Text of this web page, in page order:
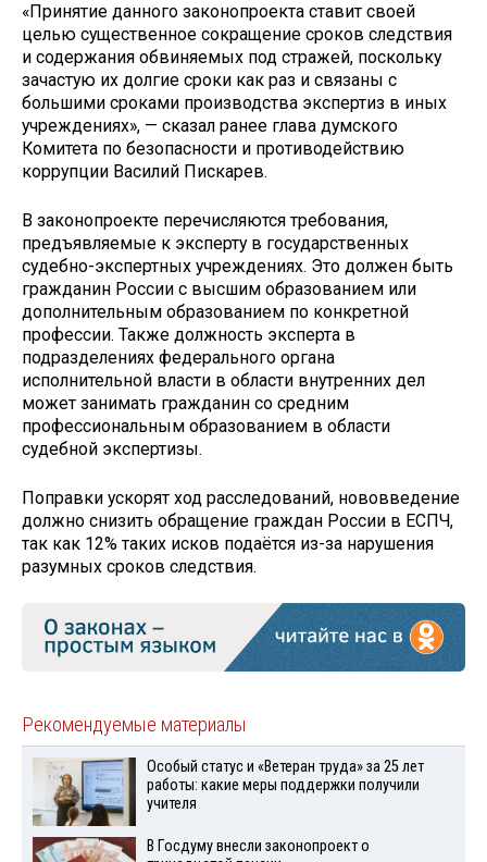
«Принятие данного законопроекта ставит своей
целью существенное сокращение сроков следствия
и содержания обвиняемых под стражей, поскольку
зачастую их долгие сроки как раз и связаны с
большими сроками производства экспертиз в иных
учреждениях», — сказал ранее глава думского
Комитета по безопасности и противодействию
коррупции Василий Пискарев.
В законопроекте перечисляются требования,
предъявляемые к эксперту в государственных
судебно-экспертных учреждениях. Это должен быть
гражданин России с высшим образованием или
дополнительным образованием по конкретной
профессии. Также должность эксперта в
подразделениях федерального органа
исполнительной власти в области внутренних дел
может занимать гражданин со средним
профессиональным образованием в области
судебной экспертизы.
Поправки ускорят ход расследований, нововведение
должно снизить обращение граждан России в ЕСПЧ,
так как 12% таких исков подаётся из-за нарушения
разумных сроков следствия.
Рекомендуемые материалы
Особый статус и «Ветеран труда» за 25 лет
работы: какие меры поддержки получили
учителя
В Госдуму внесли законопроект о